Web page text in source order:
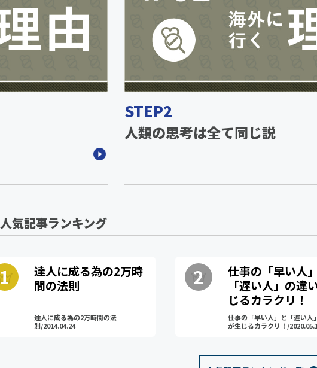
STEP2
人類の思考は全て同じ説
人気記事ランキング
達人に成る為の2万時
間の法則
達人に成る為の2万時間の法
則/2014.04.24
仕事の「早い人
「遅い人」の違
じるカラクリ！
仕事の「早い人」と「遅い人
が生じるカラクリ！/